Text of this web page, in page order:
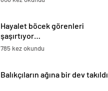
Hayalet böcek görenleri
şaşırtıyor…
785 kez okundu
Balıkçıların ağına bir dev takıldı